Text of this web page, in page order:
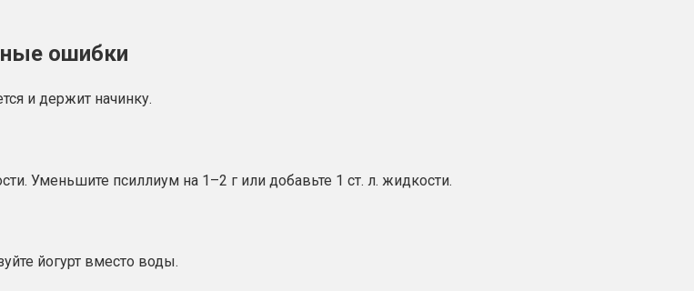
ошибки
и держит начинку.
Уменьшите псиллиум на 1–2 г или добавьте 1 ст. л. жидкости.
йогурт вместо воды.